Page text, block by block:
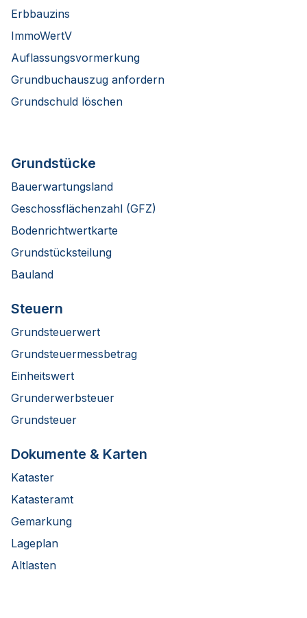
Erbbauzins
ImmoWertV
Auflassungsvormerkung
Grundbuchauszug anfordern
Grundschuld löschen
Grundstücke
Bauerwartungsland
Geschossflächenzahl (GFZ)
Bodenrichtwertkarte
Grundstücksteilung
Bauland
Steuern
Grundsteuerwert
Grundsteuermessbetrag
Einheitswert
Grunderwerbsteuer
Grundsteuer
Dokumente & Karten
Kataster
Katasteramt
Gemarkung
Lageplan
Altlasten